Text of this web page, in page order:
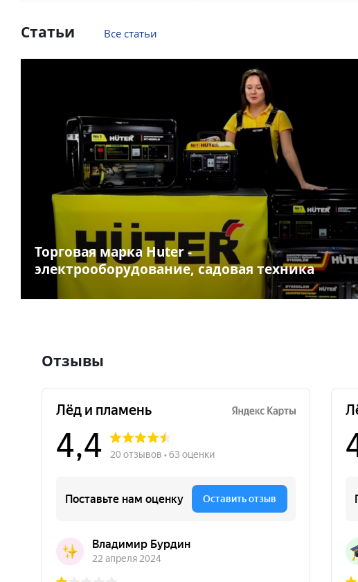
Статьи Все статьи
Торговая марка Huter -
электрооборудование, садовая техника
Отзывы